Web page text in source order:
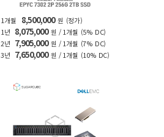
1개월 8,500,000 원
(정가)
1년
8,075,000 원 / 1개월
(5% DC)
2년
7,905,000 원 / 1개월
(7% DC)
3년
7,650,000 원 / 1개월 (10% DC)